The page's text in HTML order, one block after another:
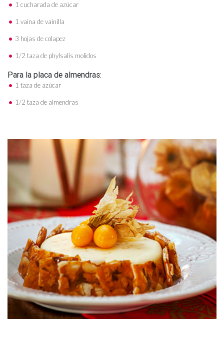
1 cucharada de azúcar
1 vaina de vainilla
3 hojas de colapez
1/2 taza de phylsalis molidos
Para la placa de almendras:
1 taza de azúcar
1/2 taza de almendras